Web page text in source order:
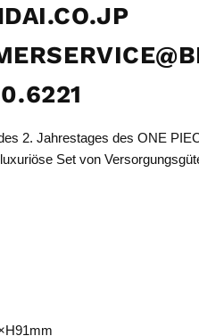
2. Jahrestages des ONE
Set von